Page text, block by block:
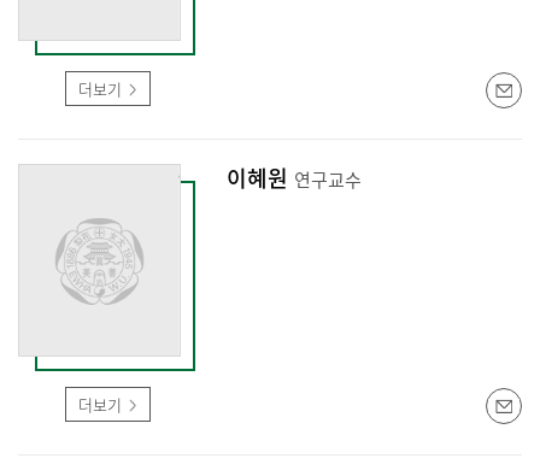
더보기
더보기
이혜원 연구교수